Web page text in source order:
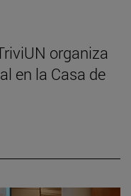
organiza
en la Casa de